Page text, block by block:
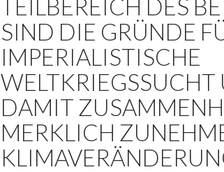
TEILBEREICH DES
SIND DIE GRÜNDE
IMPERIALISTISCHE
WELTKRIEGSSUCHT
DAMIT
MERKLICH